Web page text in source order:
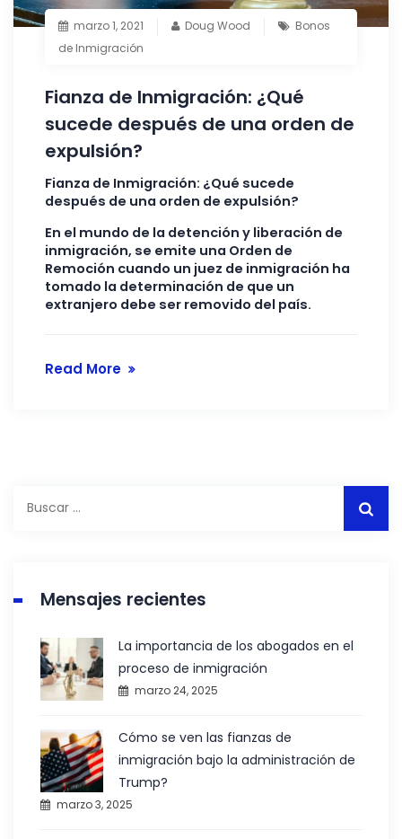
marzo 1, 2021 Doug Wood
Bonos
de Inmigración
Fianza de Inmigración: ¿Qué
sucede después de una orden de
expulsión?
Fianza de Inmigración: ¿Qué sucede
después de una orden de expulsión?
En el mundo de la detención y liberación de
inmigración, se emite una Orden de
Remoción cuando un juez de inmigración ha
tomado la determinación de que un
extranjero debe ser removido del país.
Read More
Mensajes recientes
La importancia de los abogados en el
proceso de inmigración
marzo 24, 2025
Cómo se ven las fianzas de
inmigración bajo la administración de
Trump?
marzo 3, 2025